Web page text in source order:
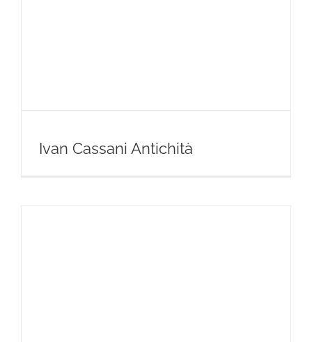
Ivan Cassani Antichità